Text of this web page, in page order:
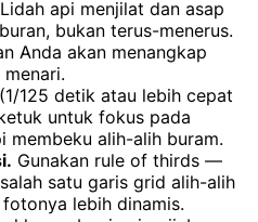
Lidah api menjilat dan asap
bukan terus-menerus.
Anda akan menangkap
(1/125 detik atau lebih cepat
untuk fokus pada
membeku alih-alih buram.
Gunakan rule of thirds —
satu garis grid alih-alih
lebih dinamis.